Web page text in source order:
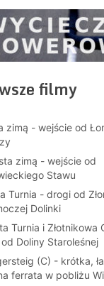
filmy
zimą - wejście od
zimą - wejście od
Stawu
Turnia - drogi od
Dolinki
Turnia i Złotnikowa
Doliny Staroleśnej
(C) - krótka,
ferrata w pobliżu